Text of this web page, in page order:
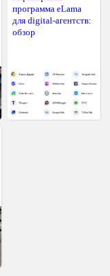
программа eLama
для digital-агентств:
обзор